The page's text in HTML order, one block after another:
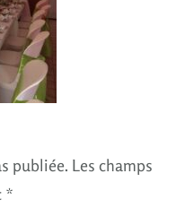
publiée. Les champs
*